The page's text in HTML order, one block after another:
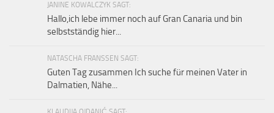
JANINE KOWALCZYK SAGT:
Hallo,ich lebe immer noch auf Gran Canaria und bin
selbstständig hier...
NATASCHA FRANSSEN SAGT:
Guten Tag zusammen Ich suche für meinen Vater in
Dalmatien, Nähe...